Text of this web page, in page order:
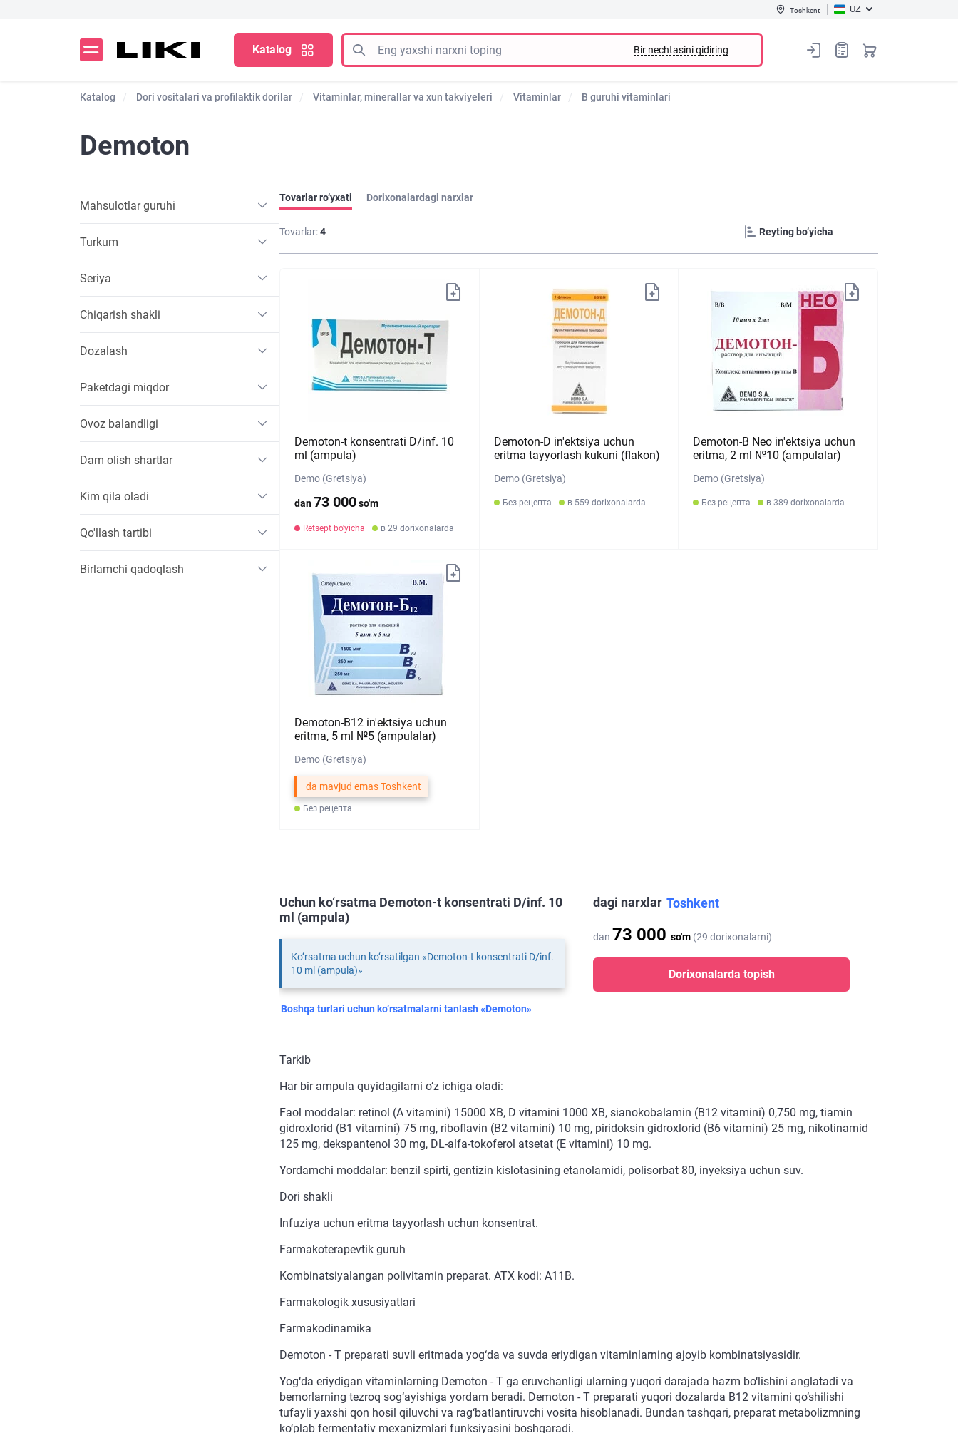
Toshkent UZ
Katalog Bir nechtasini qidiring
Katalog Dori vositalari va profilaktik dorilar Vitaminlar, minerallar va xun takviyeleri Vitaminlar B guruhi vitaminlari
Demoton
Mahsulotlar guruhi
Turkum
Seriya
Chiqarish shakli
Dozalash
Paketdagi miqdor
Ovoz balandligi
Dam olish shartlar
Kim qila oladi
Qo'llash tartibi
Birlamchi qadoqlash
Tovarlar ro‘yxati Dorixonalardagi narxlar
Tovarlar:4
Demoton-t konsentrati D/inf. 10
ml (ampula)
Demo (Gretsiya)
dan73 000so'm
Retsept bo'yicha в 29 dorixonalarda
Demoton-D in'ektsiya uchun
eritma tayyorlash kukuni (flakon)
Demo (Gretsiya)
Без рецепта в 559 dorixonalarda
Demoton-B Neo in'ektsiya uchun
eritma, 2 ml №10 (ampulalar)
Demo (Gretsiya)
Без рецепта в 389 dorixonalarda
Demoton-B12 in'ektsiya uchun
eritma, 5 ml №5 (ampulalar)
Demo (Gretsiya)
da mavjud emas Toshkent
Без рецепта
dagi narxlar Toshkent
dan 73 000 so'm (29 dorixonalarni)
Dorixonalarda topish
Uchun ko‘rsatma Demoton-t konsentrati D/inf. 10
ml (ampula)
Ko‘rsatma uchun ko‘rsatilgan «Demoton-t konsentrati D/inf.
10 ml (ampula)»
Boshqa turlari uchun ko‘rsatmalarni tanlash «Demoton»
Tarkib
Har bir ampula quyidagilarni o‘z ichiga oladi:
Faol moddalar: retinol (A vitamini) 15000 XB, D vitamini 1000 XB, sianokobalamin (B12 vitamini) 0,750 mg, tiamin
gidroxlorid (B1 vitamini) 75 mg, riboflavin (B2 vitamini) 10 mg, piridoksin gidroxlorid (B6 vitamini) 25 mg, nikotinamid
125 mg, dekspantenol 30 mg, DL-alfa-tokoferol atsetat (E vitamini) 10 mg.
Yordamchi moddalar: benzil spirti, gentizin kislotasining etanolamidi, polisorbat 80, inyeksiya uchun suv.
Dori shakli
Infuziya uchun eritma tayyorlash uchun konsentrat.
Farmakoterapevtik guruh
Kombinatsiyalangan polivitamin preparat. ATX kodi: A11B.
Farmakologik xususiyatlari
Farmakodinamika
Demoton - T preparati suvli eritmada yog‘da va suvda eriydigan vitaminlarning ajoyib kombinatsiyasidir.
Yog‘da eriydigan vitaminlarning Demoton - T ga eruvchanligi ularning yuqori darajada hazm bo‘lishini anglatadi va
bemorlarning tezroq sog‘ayishiga yordam beradi. Demoton - T preparati yuqori dozalarda B12 vitamini qo‘shilishi
tufayli yaxshi qon hosil qiluvchi va rag‘batlantiruvchi vosita hisoblanadi. Bundan tashqari, preparat metabolizmning
ko‘plab fermentativ mexanizmlari funksiyasini boshqaradi.